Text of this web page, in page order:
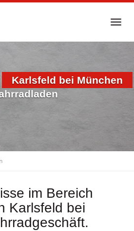
Karlsfeld bei München
im Bereich
Karlsfeld bei